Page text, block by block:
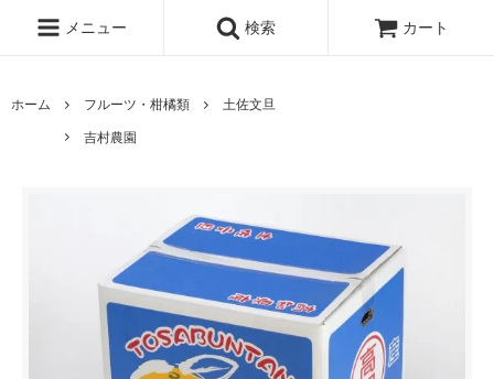
メニュー 検索 カート
ホーム フルーツ・柑橘類
土佐文旦
吉村農園